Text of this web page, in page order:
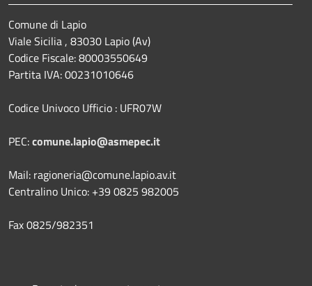
Comune di Lapio
Viale Sicilia , 83030 Lapio (Av)
Codice Fiscale: 80003550649
Partita IVA: 00231010646
Codice Univoco Ufficio : UFR07W
PEC:comune.lapio@asmepec.it
Mail: ragioneria@comune.lapio.av.it
Centralino Unico: +39 0825 982005
Fax 0825/982351